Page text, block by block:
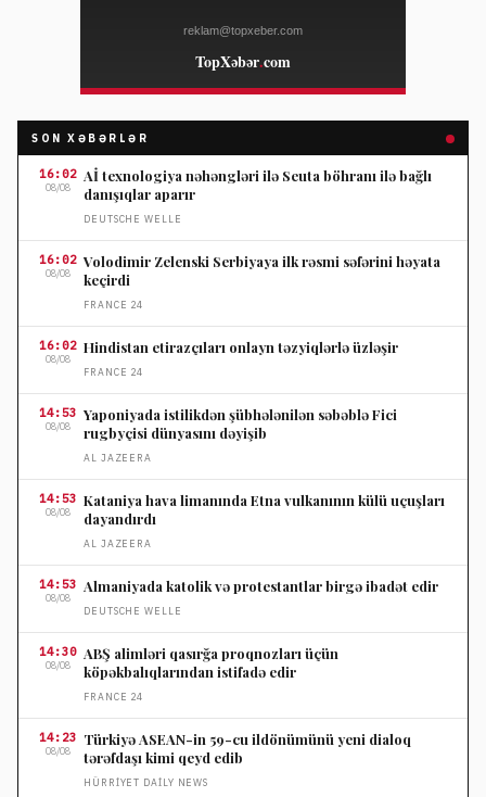
SON XƏBƏRLƏR
16:02
08/08
Aİ texnologiya nəhəngləri ilə Seuta böhranı ilə bağlı
danışıqlar aparır
DEUTSCHE WELLE
16:02
08/08
Volodimir Zelenski Serbiyaya ilk rəsmi səfərini həyata
keçirdi
FRANCE 24
16:02
08/08
Hindistan etirazçıları onlayn təzyiqlərlə üzləşir
FRANCE 24
14:53
08/08
Yaponiyada istilikdən şübhələnilən səbəblə Fici
rugbyçisi dünyasını dəyişib
AL JAZEERA
14:53
08/08
Kataniya hava limanında Etna vulkanının külü uçuşları
dayandırdı
AL JAZEERA
14:53
08/08
Almaniyada katolik və protestantlar birgə ibadət edir
DEUTSCHE WELLE
14:30
08/08
ABŞ alimləri qasırğa proqnozları üçün
köpəkbalıqlarından istifadə edir
FRANCE 24
14:23
08/08
Türkiyə ASEAN-in 59-cu ildönümünü yeni dialoq
tərəfdaşı kimi qeyd edib
HÜRRIYET DAILY NEWS